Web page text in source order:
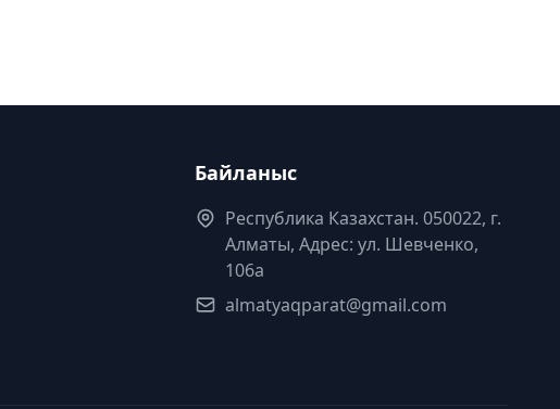
Байланыс
Республика Казахстан. 050022, г.
Алматы, Адрес: ул. Шевченко,
106а
almatyaqparat@gmail.com